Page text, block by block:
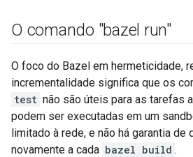
O comando "bazel run"
O foco do Bazel em hermeticidade,
incrementalidade significa que os
test não são úteis para as tarefas
podem ser executadas em um
limitado à rede, e não há garantia de
novamente a cada bazel build .